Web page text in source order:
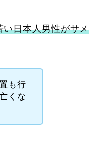
い日本人男性がサメ
も行
くな